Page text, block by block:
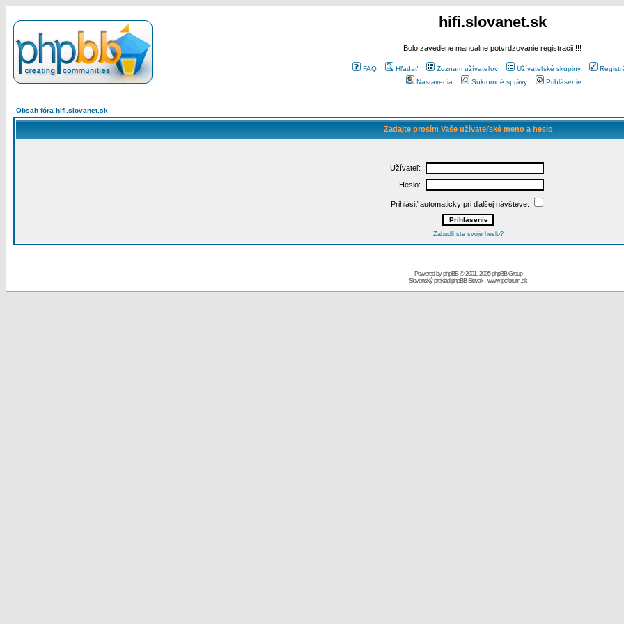
hifi.slovanet.sk
Bolo zavedene manualne potvrdzovanie registracii !!!
FAQ Hľadať Zoznam užívateľov Užívateľské skupiny
Nastavenia
Súkromné správy Prihlásenie
Obsah fóra hifi.slovanet.sk
Zadajte prosím Vaše užívateľské meno a heslo
Užívateľ:
Heslo:
Prihlásiť automaticky pri ďalšej návšteve:
Zabudli ste svoje heslo?
Powered byphpBB© 2001, 2005 phpBB Group
Slovenský preklad phpBB Slovak-www.pcforum.sk